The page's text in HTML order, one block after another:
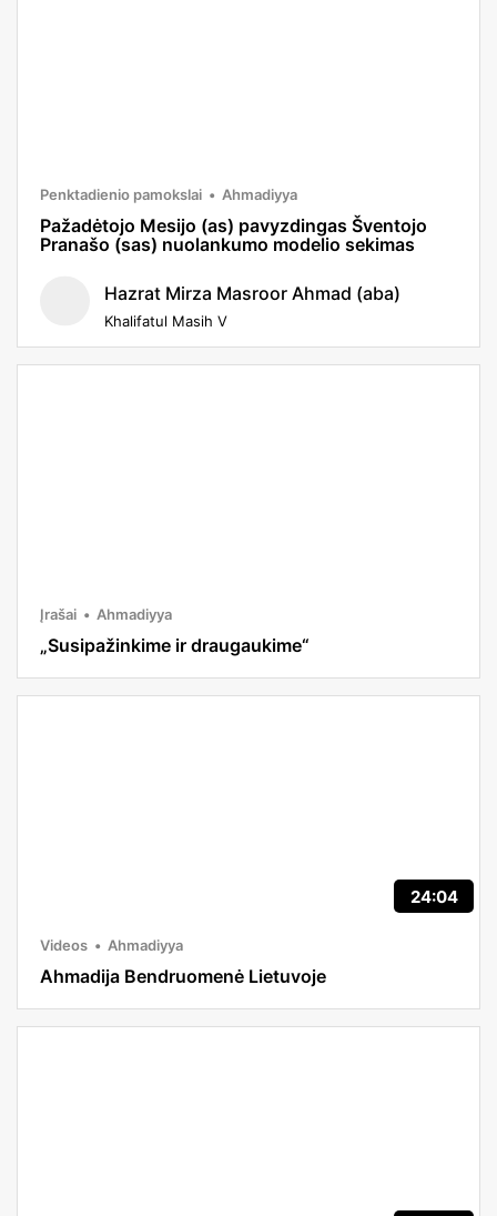
Penktadienio pamokslai Ahmadiyya
Pažadėtojo Mesijo (as) pavyzdingas Šventojo
Pranašo (sas) nuolankumo modelio sekimas
Hazrat Mirza Masroor Ahmad (aba)
Khalifatul Masih V
Įrašai Ahmadiyya
„Susipažinkime ir draugaukime“
24:04
Videos Ahmadiyya
Ahmadija Bendruomenė Lietuvoje